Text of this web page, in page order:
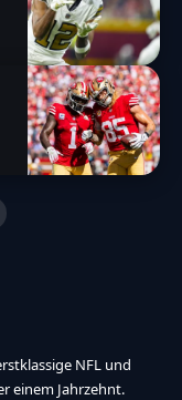
NFL und
einem Jahrzehnt.